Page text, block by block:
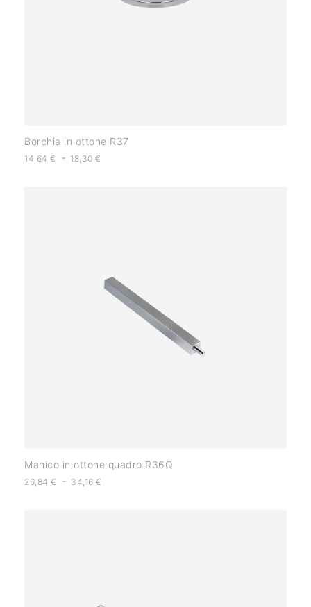
Borchia in ottone R37
14,64 € - 18,30€
Manico in ottone quadro R36Q
26,84 € - 34,16€